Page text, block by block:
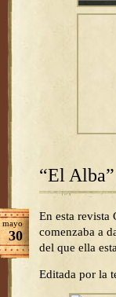
“El Alba”
mayo
30
En esta revista
comenzaba a
del que ella
Editada por la